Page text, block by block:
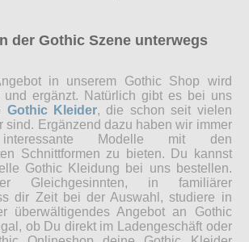
der Gothic Szene unterwegs
in unserem Gothic Shop wird
und ergänzt. Natürlich gibt es bei uns
Gothic Kleider, die schon seit vielen
sind. Ergänzend dazu haben wir immer
Modelle mit den
Schnittformen zu bieten. Du kannst
Gothic Kleidung bei uns bestellen.
Gleichgesinnten, in familiärer
dir Zeit bei der Auswahl, studiere in
überwältigendes Angebot an Gothic
ob Du direkt im Ladengeschäft oder